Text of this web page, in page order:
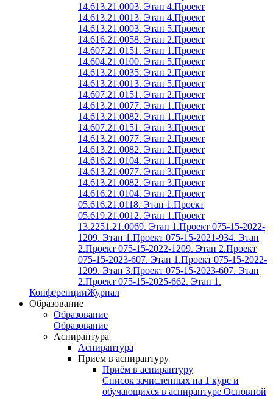
14.613.21.0003. Этап 4.Проект
14.613.21.0013. Этап 4.Проект
14.613.21.0003. Этап 5.Проект
14.616.21.0058. Этап 2.Проект
14.607.21.0151. Этап 1.Проект
14.604.21.0100. Этап 5.Проект
14.613.21.0035. Этап 2.Проект
14.613.21.0013. Этап 5.Проект
14.607.21.0151. Этап 2.Проект
14.613.21.0077. Этап 1.Проект
14.613.21.0082. Этап 1.Проект
14.607.21.0151. Этап 3.Проект
14.613.21.0077. Этап 2.Проект
14.613.21.0082. Этап 2.Проект
14.616.21.0104. Этап 1.Проект
14.613.21.0077. Этап 3.Проект
14.613.21.0082. Этап 3.Проект
14.616.21.0104. Этап 2.Проект
05.616.21.0118. Этап 1.Проект
05.619.21.0012. Этап 1.Проект
13.2251.21.0069. Этап 1.Проект 075-15-2022-
1209. Этап 1.Проект 075-15-2021-934. Этап
2.Проект 075-15-2022-1209. Этап 2.Проект
075-15-2023-607. Этап 1.Проект 075-15-2022-
1209. Этап 3.Проект 075-15-2023-607. Этап
2.Проект 075-15-2025-662. Этап 1.
КонференцииЖурнал
Образование
Образование
Образование
Аспирантура
Аспирантура
Приём в аспирантуру
Приём в аспирантуру
Список зачисленных на 1 курс и
обучающихся в аспирантуре Основной